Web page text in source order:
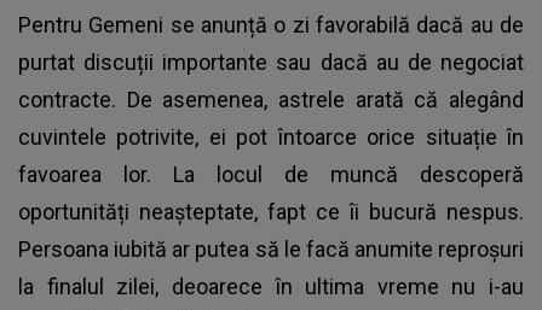
Pentru Gemeni se anunță o zi favorabilă dacă au de
purtat discuții importante sau dacă au de negociat
contracte. De asemenea, astrele arată că alegând
cuvintele potrivite, ei pot întoarce orice situație în
favoarea lor. La locul de muncă descoperă
oportunități neașteptate, fapt ce îi bucură nespus.
Persoana iubită ar putea să le facă anumite reproșuri
la finalul zilei, deoarece în ultima vreme nu i-au